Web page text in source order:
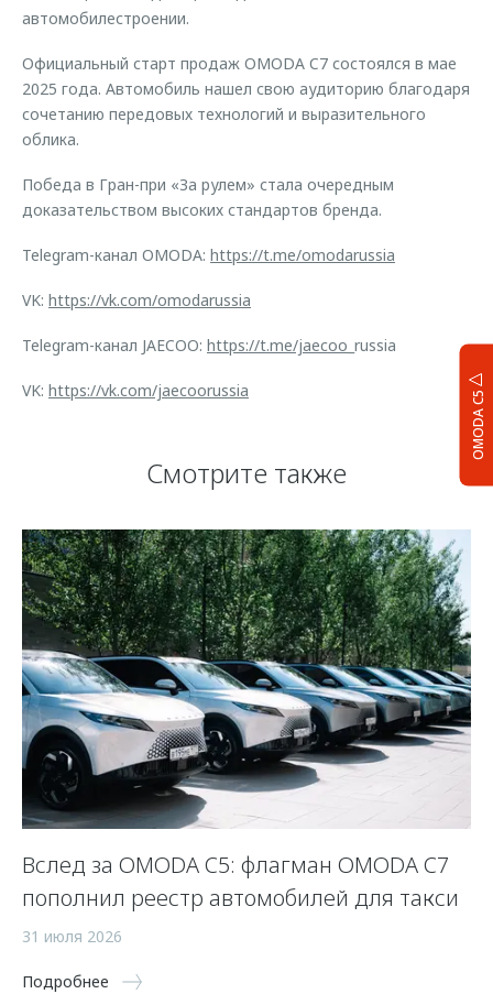
OMODA C5
автомобилестроении.
Официальный старт продаж OMODA C7 состоялся в мае
2025 года. Автомобиль нашел свою аудиторию благодаря
сочетанию передовых технологий и выразительного
облика.
Победа в Гран-при «За рулем» стала очередным
доказательством высоких стандартов бренда.
Telegram-канал OMODA: https://t.me/omodarussia
VK: https://vk.com/omodarussia
Telegram-канал JAECOO: https://t.me/jaecoo _russia
VK: https://vk.com/jaecoorussia
Смотрите также
Вслед за OMODA C5: флагман OMODA C7
пополнил реестр автомобилей для такси
31 июля 2026
Подробнее